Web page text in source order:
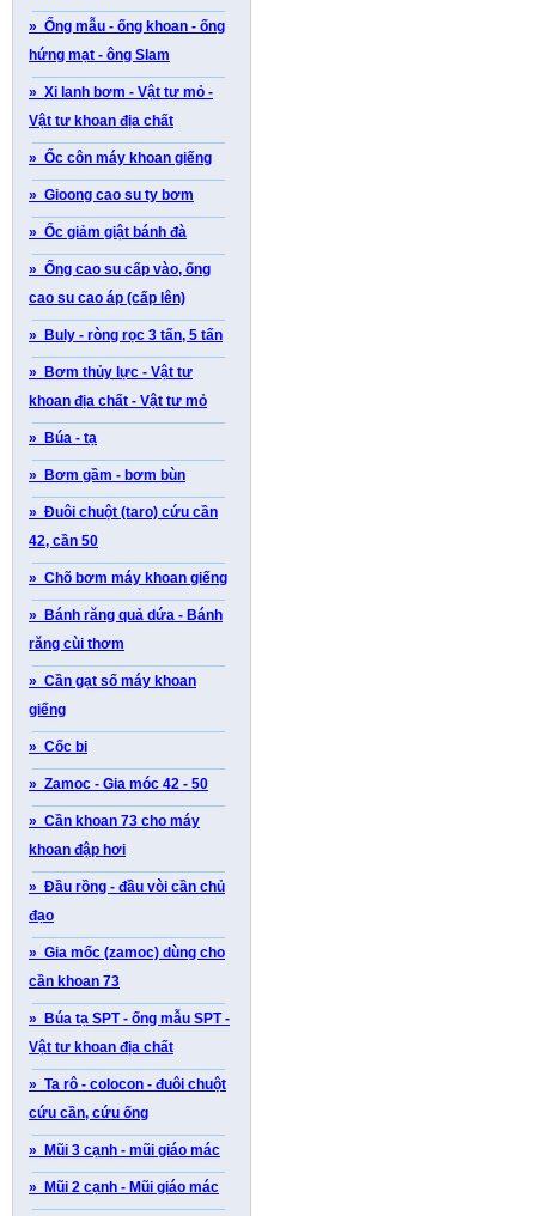
» Ống mẫu - ống khoan - ống
hứng mạt - ông Slam
» Xi lanh bơm - Vật tư mỏ -
Vật tư khoan địa chất
» Ốc côn máy khoan giếng
» Gioong cao su ty bơm
» Ốc giảm giật bánh đà
» Ống cao su cấp vào, ống
cao su cao áp (cấp lên)
» Buly - ròng rọc 3 tấn, 5 tấn
» Bơm thủy lực - Vật tư
khoan địa chất - Vật tư mỏ
» Búa - tạ
» Bơm gầm - bơm bùn
» Đuôi chuột (taro) cứu cần
42, cần 50
» Chõ bơm máy khoan giếng
» Bánh răng quả dứa - Bánh
răng cùi thơm
» Cần gạt số máy khoan
giếng
» Cốc bi
» Zamoc - Gia móc 42 - 50
» Cần khoan 73 cho máy
khoan đập hơi
» Đầu rồng - đầu vòi cần chủ
đạo
» Gia mốc (zamoc) dùng cho
cần khoan 73
» Búa tạ SPT - ống mẫu SPT -
Vật tư khoan địa chất
» Ta rô - colocon - đuôi chuột
cứu cần, cứu ống
» Mũi 3 cạnh - mũi giáo mác
» Mũi 2 cạnh - Mũi giáo mác